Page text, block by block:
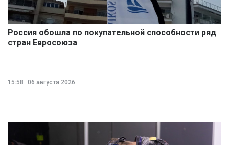
Россия обошла по покупательной способности ряд
стран Евросоюза
15:58 06 августа 2026